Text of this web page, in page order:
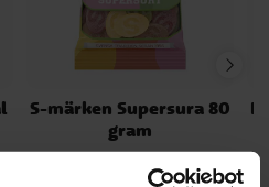
S-märken Supersura 80
gram
19,00 kr
19,00 kr